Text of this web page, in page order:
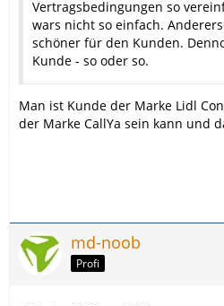
Vertragsbedingungen so
wars nicht so einfach.
schöner für den Kunden.
Kunde - so oder so.
Man ist Kunde der Marke Lidl
der Marke CallYa sein kann und
md-noob
Profi